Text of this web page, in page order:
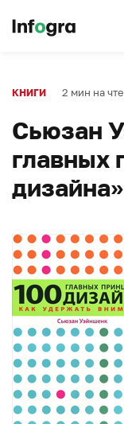
КНИГИ 2 мин на
Сьюзан
главных
дизайна»